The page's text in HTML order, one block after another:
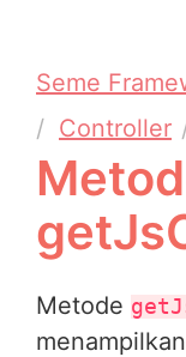
Seme
Controller
Metode